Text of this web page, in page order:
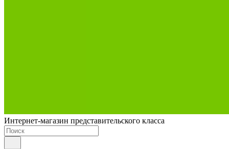
Интернет-магазин представительского класса